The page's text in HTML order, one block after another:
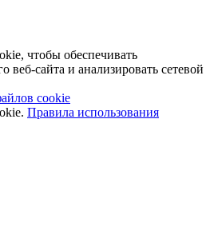
чтобы обеспечивать
веб-сайта и анализировать сетевой
cookie
Правила использования